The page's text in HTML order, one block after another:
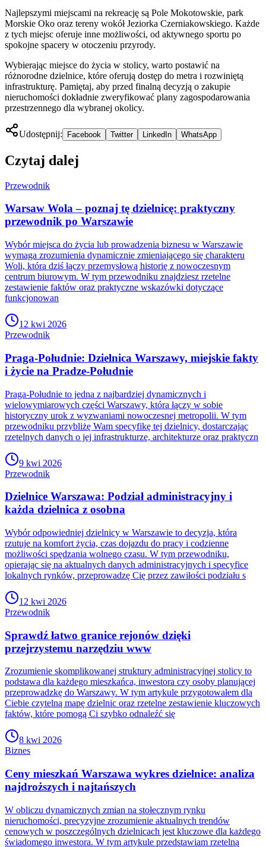
Najlepszymi miejscami na rekreację są Pole Mokotowskie, park
Morskie Oko oraz tereny wokół Jeziorka Czerniakowskiego. Każde
z tych miejsc oferuje inne możliwości, od aktywnego sportu po
spokojne spacery w otoczeniu przyrody.
Wybierając miejsce do życia w stolicy, warto postawić na
różnorodne dzielnice, które oferują dostęp do metra i rozwiniętą
infrastrukturę. Pamiętaj, aby przed finalną decyzją o zakupie
nieruchomości dokładnie zweryfikować plany zagospodarowania
przestrzennego dla wybranej okolicy.
Udostępnij: Facebook Twitter LinkedIn WhatsApp
Czytaj dalej
Przewodnik
Warsaw Wola – poznaj tę dzielnicę: praktyczny
przewodnik po Warszawie
Wybór miejsca do życia lub prowadzenia biznesu w Warszawie
wymaga zrozumienia dynamicznie zmieniającego się charakteru
Woli, która dziś łączy przemysłową historię z nowoczesnym
centrum biurowym. W tym przewodniku znajdziesz rzetelne
zestawienie faktów oraz praktyczne wskazówki dotyczące
funkcjonowan
12 kwi 2026
Przewodnik
Praga-Południe: Dzielnica Warszawy, miejskie fakty
i życie na Pradze-Południe
Praga-Południe to jedna z najbardziej dynamicznych i
wielowymiarowych części Warszawy, która łączy w sobie
historyczny urok z wyzwaniami nowoczesnej metropolii. W tym
przewodniku przybliżę Wam specyfikę tej dzielnicy, dostarczając
rzetelnych danych o jej infrastrukturze, architekturze oraz praktyczn
9 kwi 2026
Przewodnik
Dzielnice Warszawa: Podział administracyjny i
każda dzielnica z osobna
Wybór odpowiedniej dzielnicy w Warszawie to decyzja, która
rzutuje na komfort życia, czas dojazdu do pracy i codzienne
możliwości spędzania wolnego czasu. W tym przewodniku,
opierając się na aktualnych danych administracyjnych i specyfice
lokalnych rynków, przeprowadzę Cię przez zawiłości podziału s
12 kwi 2026
Przewodnik
Sprawdź łatwo granice rejonów dzięki
przejrzystemu narzędziu www
Zrozumienie skomplikowanej struktury administracyjnej stolicy to
podstawa dla każdego mieszkańca, inwestora czy osoby planującej
przeprowadzkę do Warszawy. W tym artykule przygotowałem dla
Ciebie czytelną mapę dzielnic oraz rzetelne zestawienie kluczowych
faktów, które pomogą Ci szybko odnaleźć się
8 kwi 2026
Biznes
Ceny mieszkań Warszawa wykres dzielnice: analiza
najdroższych i najtańszych
W obliczu dynamicznych zmian na stołecznym rynku
nieruchomości, precyzyjne zrozumienie aktualnych trendów
cenowych w poszczególnych dzielnicach jest kluczowe dla każdego
świadomego inwestora. W tym artykule przedstawiam rzetelną